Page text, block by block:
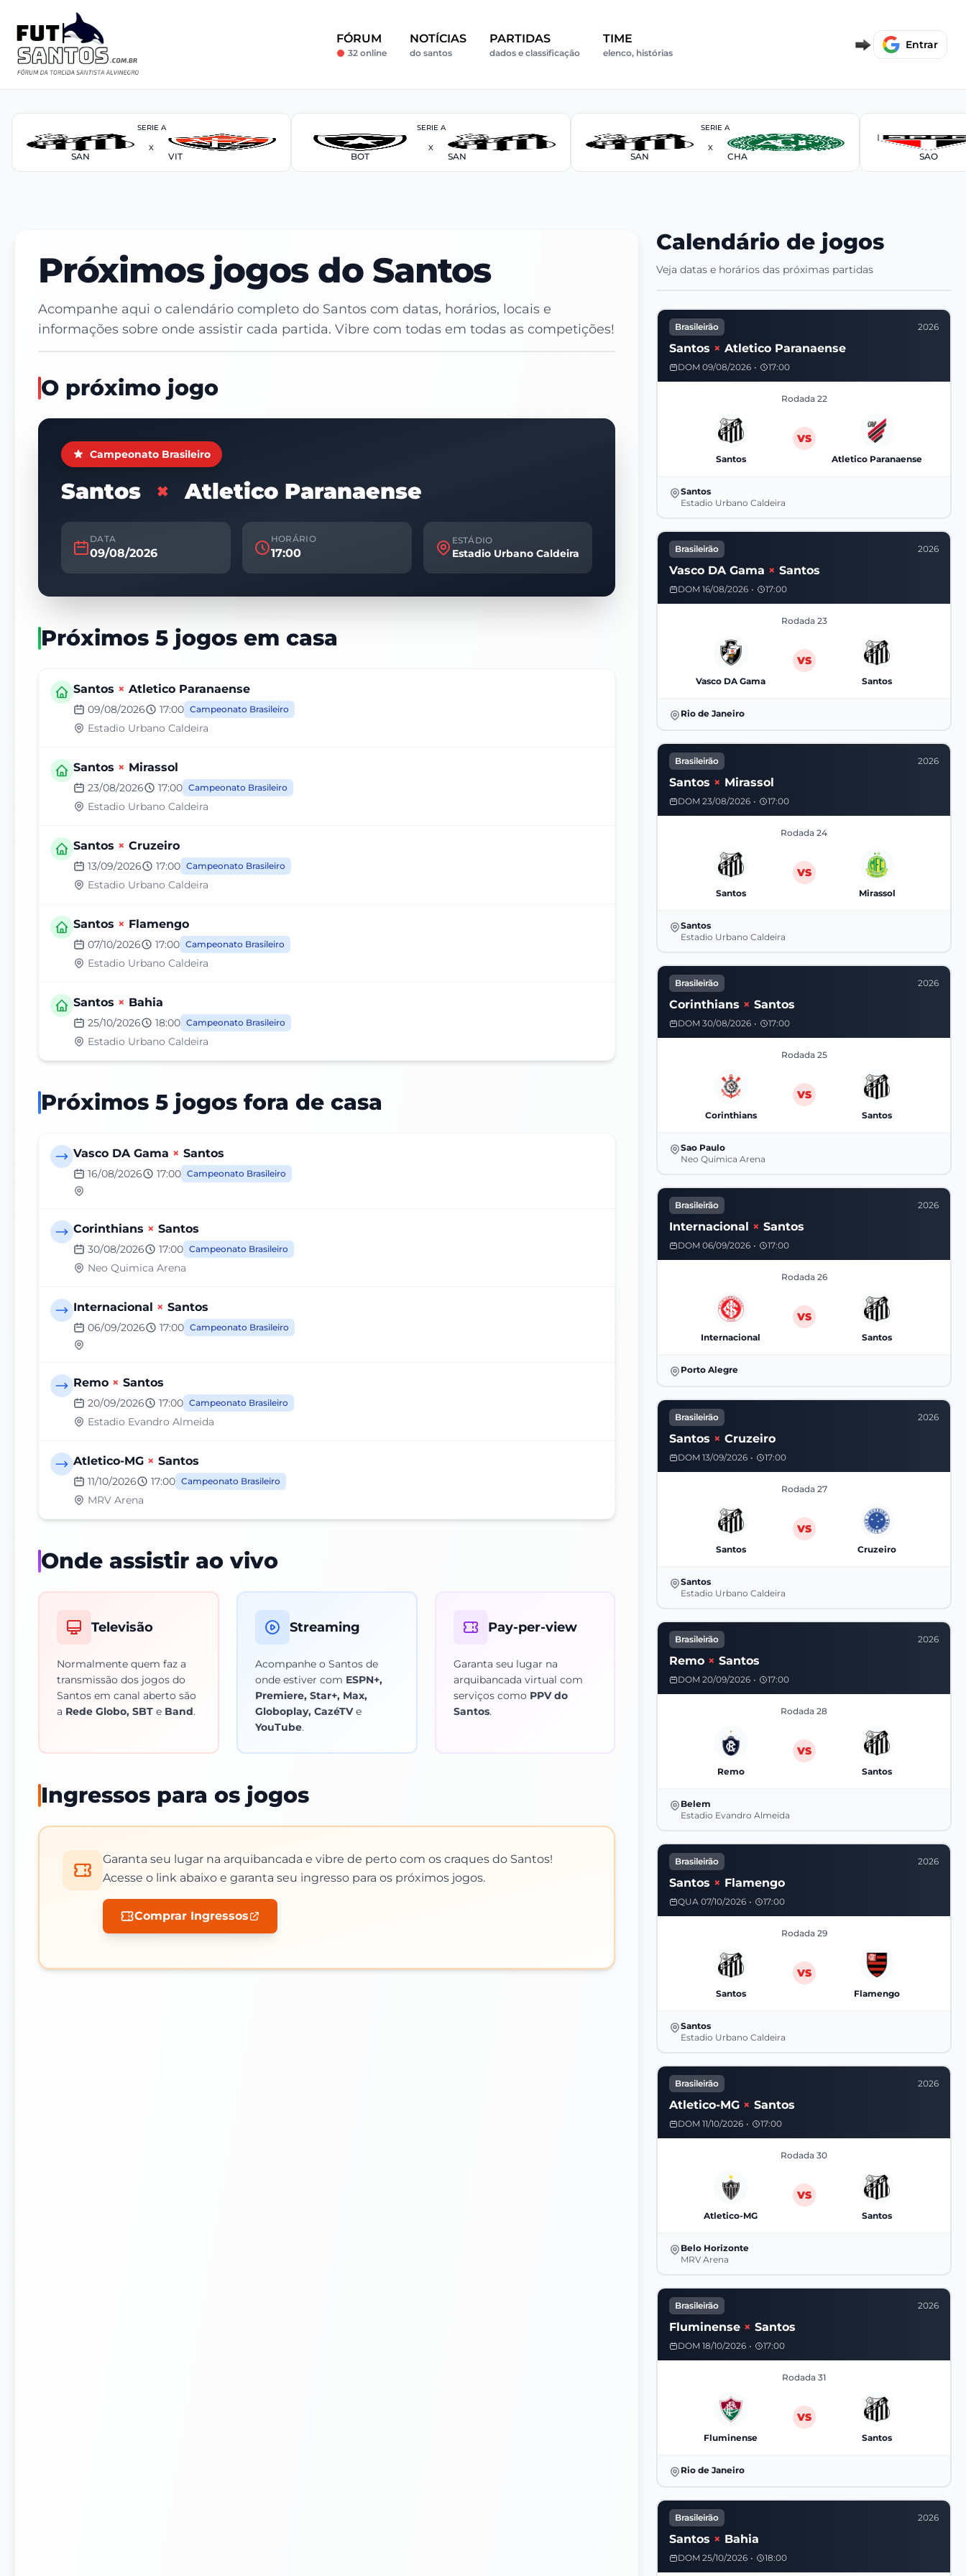
FÓRUM
32 online
NOTÍCIAS
do santos
PARTIDAS
dados e classificação
TIME
elenco, histórias
Entrar
SERIE A
SAN
X
VIT
SERIE A
BOT
X
SAN
SERIE A
SAN
X
CHA SAO
Próximos jogos do Santos
Acompanhe aqui o calendário completo do Santos com datas, horários, locais e
informações sobre onde assistir cada partida. Vibre com todas em todas as competições!
O próximo jogo
Campeonato Brasileiro
Santos × Atletico Paranaense
DATA
09/08/2026
HORÁRIO
17:00
ESTÁDIO
Estadio Urbano Caldeira
Próximos 5 jogos em casa
Santos × Atletico Paranaense
09/08/2026 17:00 Campeonato Brasileiro
Estadio Urbano Caldeira
Santos × Mirassol
23/08/2026 17:00 Campeonato Brasileiro
Estadio Urbano Caldeira
Santos × Cruzeiro
13/09/2026 17:00 Campeonato Brasileiro
Estadio Urbano Caldeira
Santos × Flamengo
07/10/2026 17:00 Campeonato Brasileiro
Estadio Urbano Caldeira
Santos × Bahia
25/10/2026 18:00 Campeonato Brasileiro
Estadio Urbano Caldeira
Próximos 5 jogos fora de casa
Vasco DA Gama × Santos
16/08/2026 17:00 Campeonato Brasileiro
Corinthians × Santos
30/08/2026 17:00 Campeonato Brasileiro
Neo Quimica Arena
Internacional × Santos
06/09/2026 17:00 Campeonato Brasileiro
Remo × Santos
20/09/2026 17:00 Campeonato Brasileiro
Estadio Evandro Almeida
Atletico-MG × Santos
11/10/2026 17:00 Campeonato Brasileiro
MRV Arena
Onde assistir ao vivo
Televisão
Normalmente quem faz a
transmissão dos jogos do
Santos em canal aberto são
a Rede Globo, SBT e Band.
Streaming
Acompanhe o Santos de
onde estiver com ESPN+,
Premiere, Star+, Max,
Globoplay, CazéTVe
YouTube.
Pay-per-view
Garanta seu lugar na
arquibancada virtual com
serviços como PPV do
Santos.
Ingressos para os jogos
Garanta seu lugar na arquibancada e vibre de perto com os craques do Santos!
Acesse o link abaixo e garanta seu ingresso para os próximos jogos.
Comprar Ingressos
Calendário de jogos
Veja datas e horários das próximas partidas
Brasileirão 2026
Santos × Atletico Paranaense
DOM 09/08/2026 • 17:00
Rodada 22
Santos
VS
Atletico Paranaense
Santos
Estadio Urbano Caldeira
Brasileirão 2026
Vasco DA Gama × Santos
DOM 16/08/2026 • 17:00
Rodada 23
Vasco DA Gama
VS
Santos
Rio de Janeiro
Brasileirão 2026
Santos × Mirassol
DOM 23/08/2026 • 17:00
Rodada 24
Santos
VS
Mirassol
Santos
Estadio Urbano Caldeira
Brasileirão 2026
Corinthians × Santos
DOM 30/08/2026 • 17:00
Rodada 25
Corinthians
VS
Santos
Sao Paulo
Neo Quimica Arena
Brasileirão 2026
Internacional × Santos
DOM 06/09/2026 • 17:00
Rodada 26
Internacional
VS
Santos
Porto Alegre
Brasileirão 2026
Santos × Cruzeiro
DOM 13/09/2026 • 17:00
Rodada 27
Santos
VS
Cruzeiro
Santos
Estadio Urbano Caldeira
Brasileirão 2026
Remo × Santos
DOM 20/09/2026 • 17:00
Rodada 28
Remo
VS
Santos
Belem
Estadio Evandro Almeida
Brasileirão 2026
Santos × Flamengo
QUA 07/10/2026 • 17:00
Rodada 29
Santos
VS
Flamengo
Santos
Estadio Urbano Caldeira
Brasileirão 2026
Atletico-MG × Santos
DOM 11/10/2026 • 17:00
Rodada 30
Atletico-MG
VS
Santos
Belo Horizonte
MRV Arena
Brasileirão 2026
Fluminense × Santos
DOM 18/10/2026 • 17:00
Rodada 31
Fluminense
VS
Santos
Rio de Janeiro
Brasileirão 2026
Santos × Bahia
DOM 25/10/2026 • 18:00